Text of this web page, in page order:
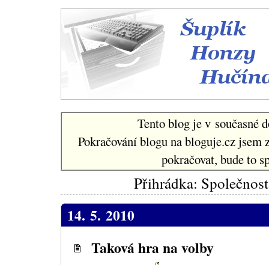
Tento blog je v současné
Pokračování blogu na bloguje.cz jsem
pokračovat, bude to
Přihrádka:
14. 5. 2010
Taková hra na volby